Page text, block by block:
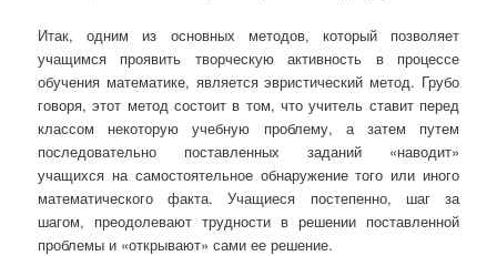
Итак, одним из основных методов, который позволяет
учащимся проявить творческую активность в процессе
обучения математике, является эвристический метод. Грубо
говоря, этот метод состоит в том, что учитель ставит перед
классом некоторую учебную проблему, а затем путем
последовательно поставленных заданий «наводит»
учащихся на самостоятельное обнаружение того или иного
математического факта. Учащиеся постепенно, шаг за
шагом, преодолевают трудности в решении поставленной
проблемы и «открывают» сами ее решение.